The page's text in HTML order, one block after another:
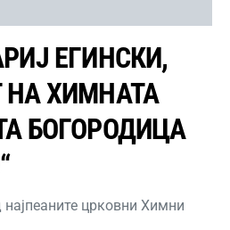
ЕГИНСКИ,
НА ХИМНАТА
БОГОРОДИЦА
најпеаните црковни Химни